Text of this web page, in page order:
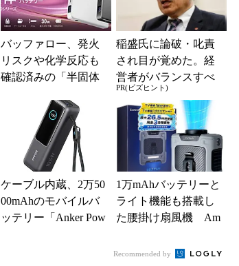
バッファロー、発火
リスクや化学反応も
確認済みの「半固体
ー」発売
稲盛氏に論破・叱責
され目が覚めた。経
営者がバランスすべ
き2つの背反
PR(ビズヒント)
ケーブル内蔵、2万50
00mAhのモバイルバ
ッテリー「Anker Pow
1万mAhバッテリーと
ライト機能も搭載し
た腰掛け扇風機 Am
Recommended by